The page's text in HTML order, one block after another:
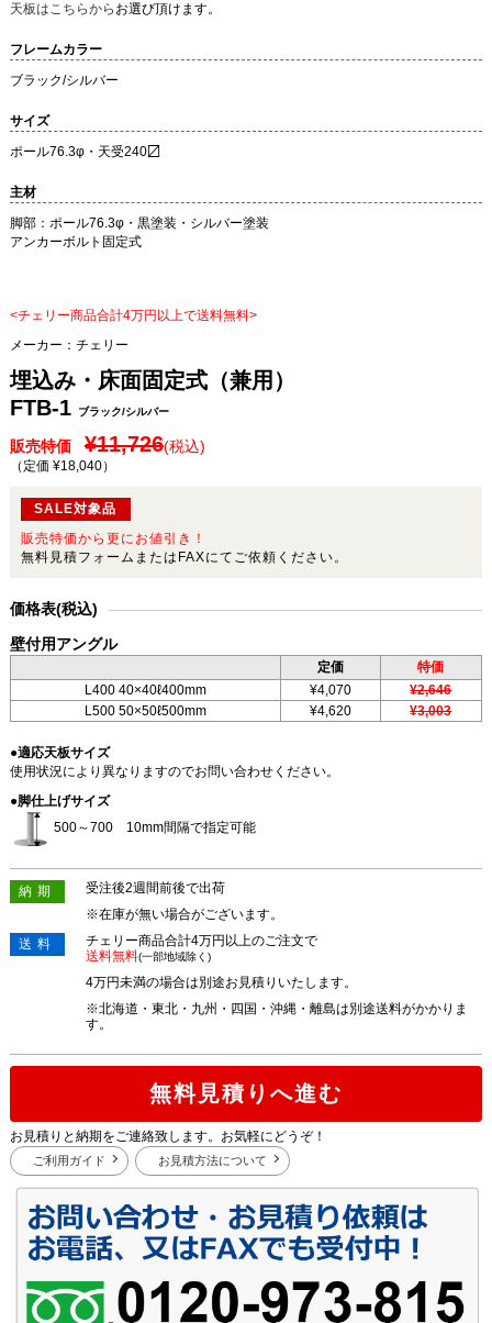
天板はこちらから お選び頂けます。
フレームカラー
ブラック/シルバー
サイズ
ポール76.3φ・天受240〼
主材
脚部：ポール76.3φ・黒塗装・シルバー塗装
アンカーボルト固定式
<チェリー商品合計4万円以上で送料無料>
メーカー： チェリー
埋込み・床面固定式（兼用）
FTB-1
ブラック/シルバー
販売特価 ¥11,726(税込)
（定価 ¥18,040）
SALE対象品
販売特価から更にお値引き！
無料見積フォームまたはFAXにてご依頼ください。
価格表(税込)
壁付用アングル
定価
特価
L400 40×40ℓ400mm
¥4,070
¥2,646
L500 50×50ℓ500mm
¥4,620 ¥3,003
●適応天板サイズ
使用状況により異なりますのでお問い合わせください。
●脚仕上げサイズ
500～700 10mm間隔で指定可能
納期
受注後2週間前後で出荷
※在庫が無い場合がございます。
送料
チェリー商品合計4万円以上のご注文で
送料無料(一部地域除く)
4万円未満の場合は別途お見積りいたします。
※北海道・東北・九州・四国・沖縄・離島は別途送料がかかりま
す。
無料見積りへ進む
お見積りと納期をご連絡致します。お気軽にどうぞ！
ご利用ガイド お見積方法について